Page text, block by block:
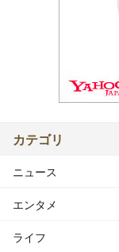
カテゴリ
ニュース
エンタメ
ライフ